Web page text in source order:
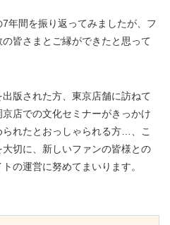
年間を振り返ってみましたが、フ
皆さまとご縁ができたと思って
版された方、東京店舗に訪ねて
店での文化セミナーがきっかけ
れたとおっしゃられる方…、こ
切に、新しいファンの皆様との
の運営に努めてまいります。